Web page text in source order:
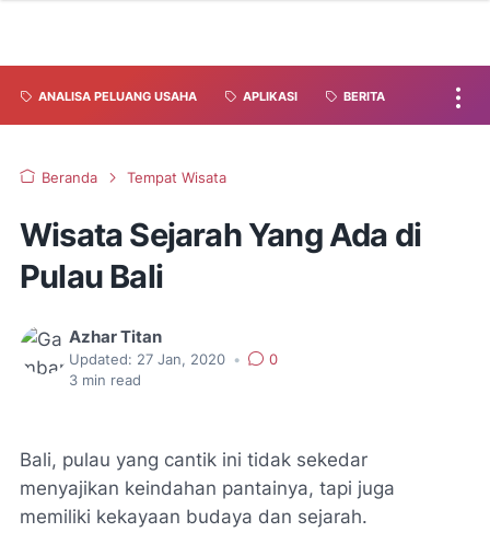
ANALISA PELUANG USAHA APLIKASI BERITA
Beranda Tempat Wisata
Wisata Sejarah Yang Ada di
Pulau Bali
Azhar Titan
Updated: 27 Jan, 2020 •
0
3 min read
Bali, pulau yang cantik ini tidak sekedar
menyajikan keindahan pantainya, tapi juga
memiliki kekayaan budaya dan sejarah.